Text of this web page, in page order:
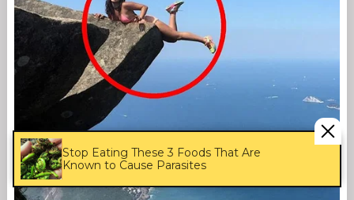
Stop Eating These 3 Foods That Are
Known to Cause Parasites